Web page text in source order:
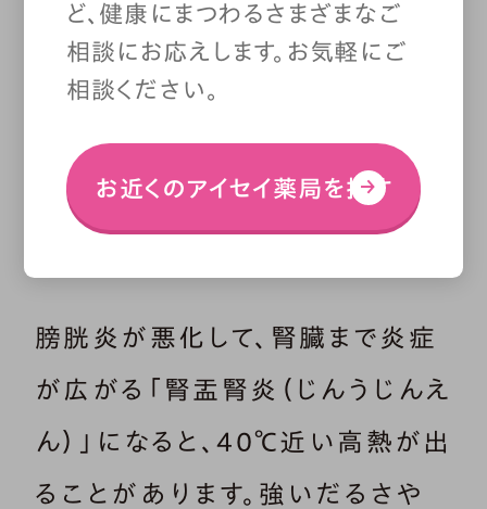
うケースも少なくありませ
ん。しかし、膀胱炎を我慢し
うこともあります。
膀胱炎が悪化して、腎臓まで炎症
が広がる「腎盂腎炎（じんうじんえ
ん）」になると、40℃近い高熱が出
ることがあります。強いだるさや
ど、健康にまつわるさまざまなご
相談にお応えします。お気軽にご
相談ください。
お近くのアイセイ薬局を探す